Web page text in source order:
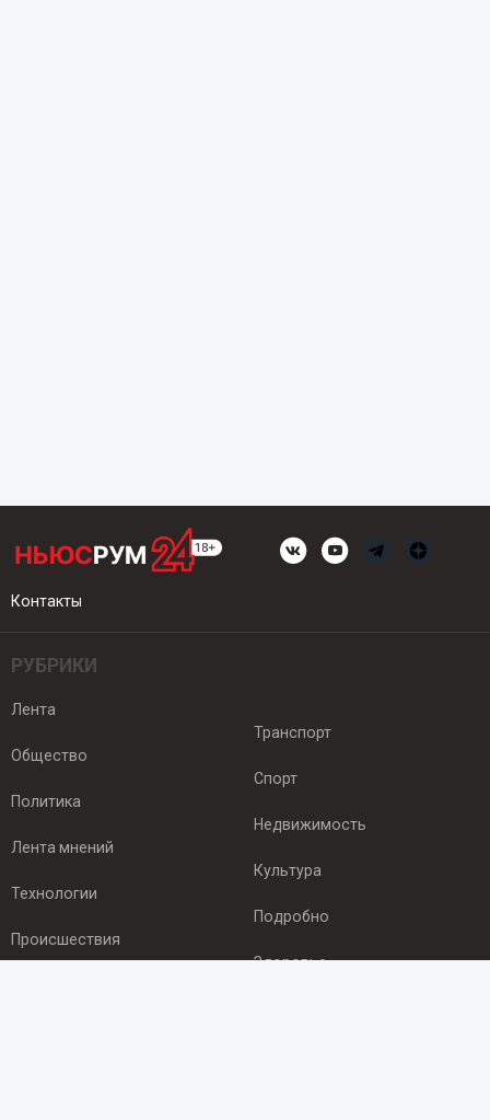
Контакты
РУБРИКИ
Лента
Общество
Политика
Лента мнений
Технологии
Происшествия
Транспорт
Спорт
Недвижимость
Культура
Подробно
Здоровье